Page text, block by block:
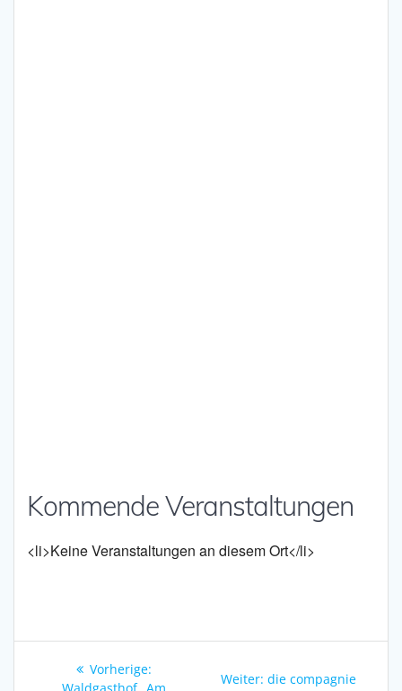
Kommende Veranstaltungen
<li>Keine Veranstaltungen an diesem Ort</li>
Beitragsnavigation
Vorherige:Vorheriger
Beitrag:
Weiter: Nächster
die compagnie